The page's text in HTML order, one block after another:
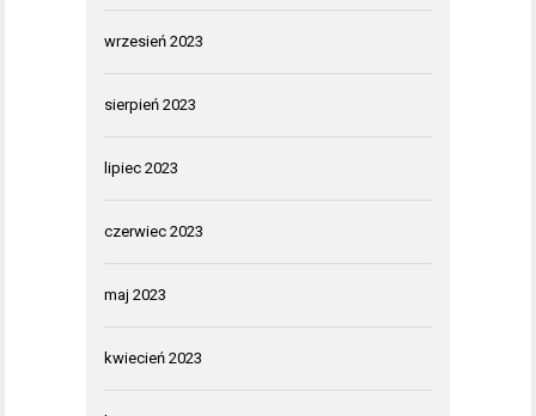
wrzesień 2023
sierpień 2023
lipiec 2023
czerwiec 2023
maj 2023
kwiecień 2023